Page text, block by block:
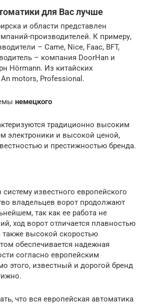
для Вас лучше
и области представлен
производителей. К примеру,
– Came, Nice, Faac, BFT,
– компания DoorHan и
Hörmann. Из китайских
motors, Professional.
немецкого
традиционно высоким
электроники и высокой ценой,
и престижностью бренда.
известного европейского
владельцев ворот продолжают
так как ее работа не
ход ворот отличается плавностью
высокой скоростью
обеспечивается надежная
согласно европейским
этого, известный и дорогой бренд
что вся европейская автоматика